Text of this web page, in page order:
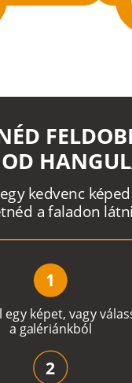
l egy képet, vagyvála
a galériánkból
egy kedvenc képed
tnéd a faladon látni
1
2